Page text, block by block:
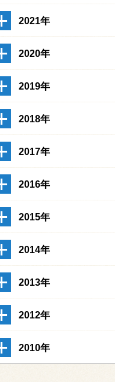
2021年
2020年
2019年
2018年
2017年
2016年
2015年
2014年
2013年
2012年
2010年